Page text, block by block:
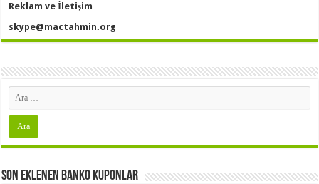
Reklam ve İletişim
skype@mactahmin.org
Son Eklenen Banko Kuponlar